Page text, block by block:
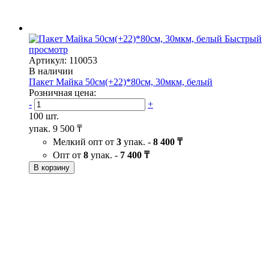
Быстрый
просмотр
Артикул: 110053
В наличии
Пакет Майка 50см(+22)*80см, 30мкм, белый
Розничная цена:
-
+
100 шт.
упак. 9 500 ₸
Мелкий опт от 3 упак. - 8 400 ₸
Опт от 8 упак. - 7 400 ₸
В корзину